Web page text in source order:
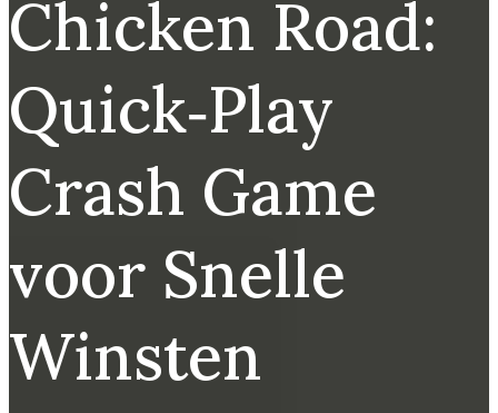
Chicken Road:
Quick‑Play
Crash Game
voor Snelle
Winsten